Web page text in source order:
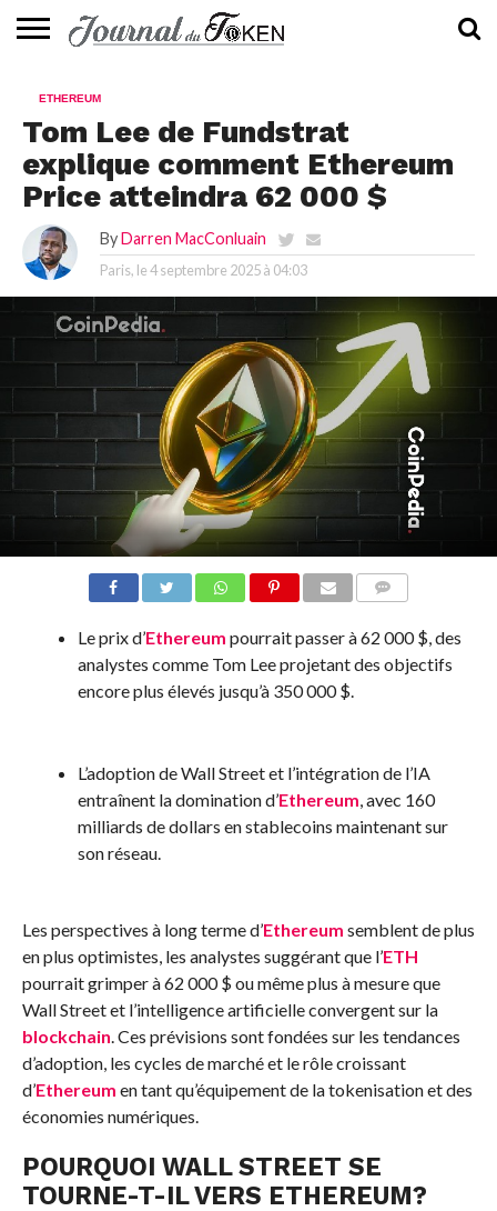
📰
EVALUATION
GUIDE
TENDANCES
À
CONTACTEZ-
ETHEREUM
Tom Lee de Fundstrat
explique comment Ethereum
Price atteindra 62 000 $
By Darren MacConluain
Paris, le4 septembre 2025 à 04:03
Le prix d’Ethereum pourrait passer à 62 000 $, des
analystes comme Tom Lee projetant des objectifs
encore plus élevés jusqu’à 350 000 $.
L’adoption de Wall Street et l’intégration de l’IA
entraînent la domination d’Ethereum, avec 160
milliards de dollars en stablecoins maintenant sur
son réseau.
Les perspectives à long terme d’Ethereum semblent de plus
en plus optimistes, les analystes suggérant que l’ETH
pourrait grimper à 62 000 $ ou même plus à mesure que
Wall Street et l’intelligence artificielle convergent sur la
blockchain. Ces prévisions sont fondées sur les tendances
d’adoption, les cycles de marché et le rôle croissant
d’Ethereum en tant qu’équipement de la tokenisation et des
économies numériques.
POURQUOI WALL STREET SE
TOURNE-T-IL VERS ETHEREUM?